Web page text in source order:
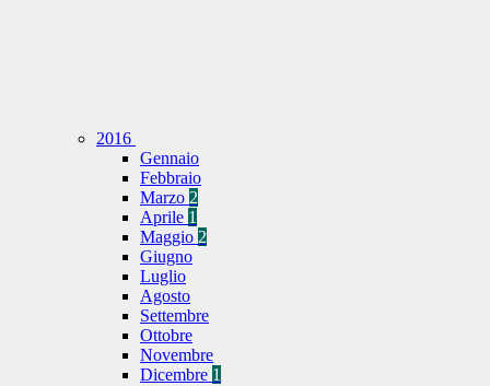
2016
Gennaio
Febbraio
Marzo 2
Aprile 1
Maggio 2
Giugno
Luglio
Agosto
Settembre
Ottobre
Novembre
Dicembre 1